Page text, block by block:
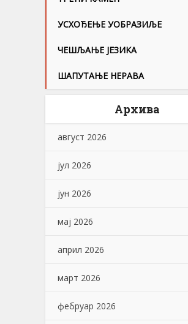
УСХОЂЕЊЕ УОБРАЗИЉЕ
ЧЕШЉАЊЕ ЈЕЗИKА
ШАПУТАЊЕ НЕРАВА
Архива
август 2026
јул 2026
јун 2026
мај 2026
април 2026
март 2026
фебруар 2026